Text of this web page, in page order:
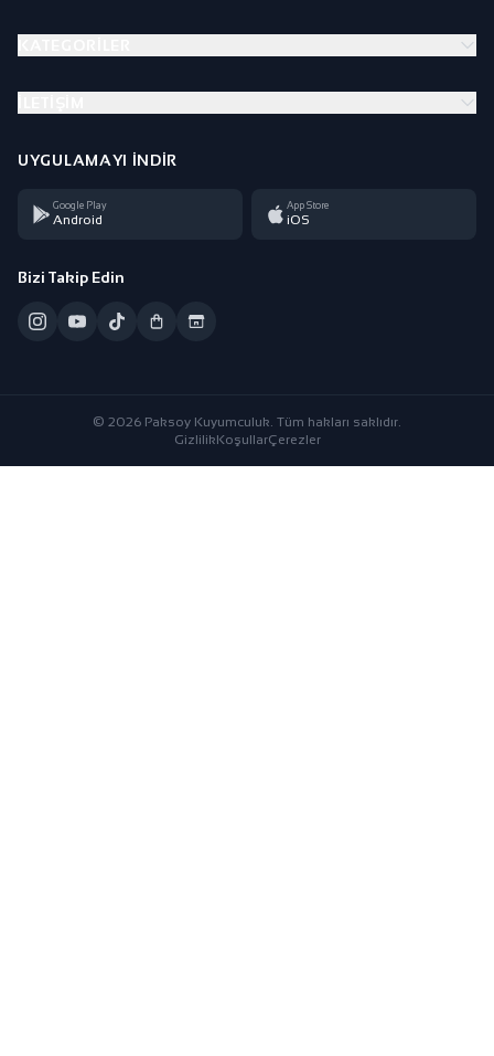
UYGULAMAYI İNDIR
Google Play
Android
App Store
iOS
Bizi Takip Edin
© 2026 Paksoy Kuyumculuk. Tüm hakları saklıdır.
GizlilikKoşullarÇerezler